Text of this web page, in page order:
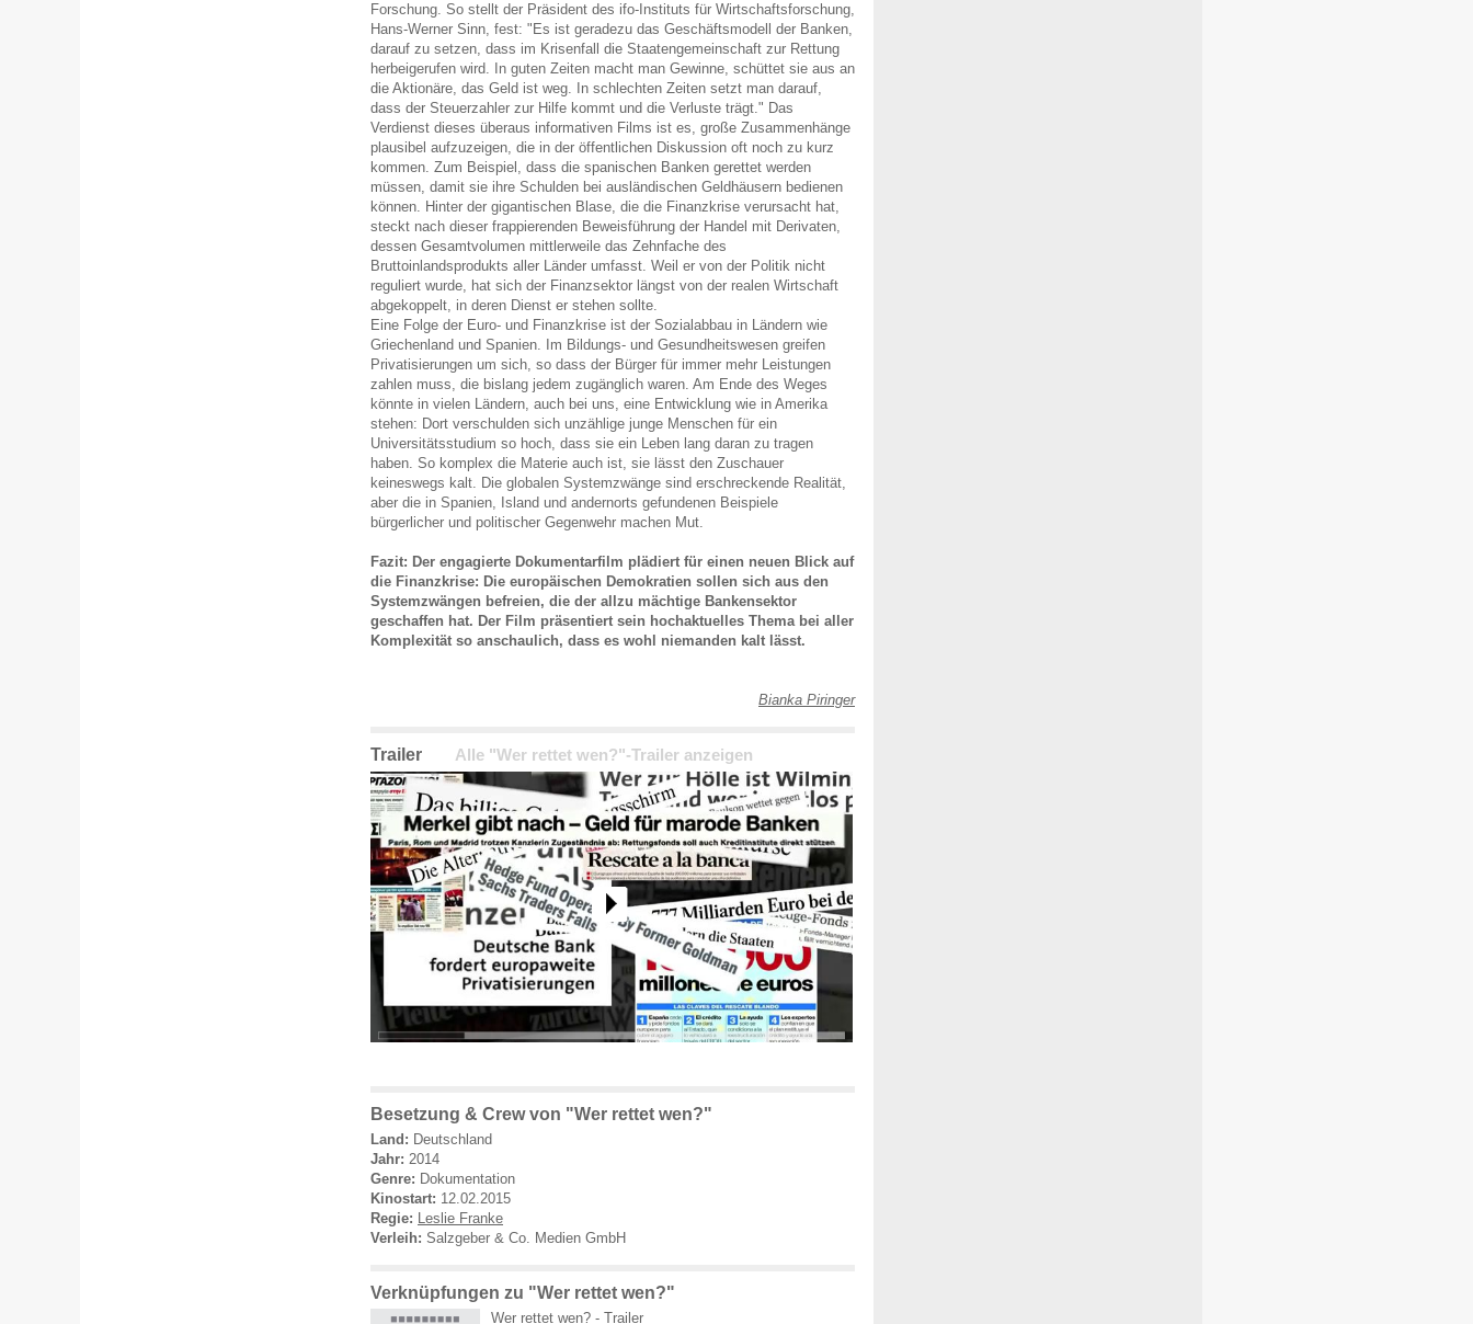
Forschung. So stellt der Präsident des ifo-Instituts für Wirtschaftsforschung,
Hans-Werner Sinn, fest: "Es ist geradezu das Geschäftsmodell der Banken,
darauf zu setzen, dass im Krisenfall die Staatengemeinschaft zur Rettung
herbeigerufen wird. In guten Zeiten macht man Gewinne, schüttet sie aus an
die Aktionäre, das Geld ist weg. In schlechten Zeiten setzt man darauf,
dass der Steuerzahler zur Hilfe kommt und die Verluste trägt." Das
Verdienst dieses überaus informativen Films ist es, große Zusammenhänge
plausibel aufzuzeigen, die in der öffentlichen Diskussion oft noch zu kurz
kommen. Zum Beispiel, dass die spanischen Banken gerettet werden
müssen, damit sie ihre Schulden bei ausländischen Geldhäusern bedienen
können. Hinter der gigantischen Blase, die die Finanzkrise verursacht hat,
steckt nach dieser frappierenden Beweisführung der Handel mit Derivaten,
dessen Gesamtvolumen mittlerweile das Zehnfache des
Bruttoinlandsprodukts aller Länder umfasst. Weil er von der Politik nicht
reguliert wurde, hat sich der Finanzsektor längst von der realen Wirtschaft
abgekoppelt, in deren Dienst er stehen sollte.
Eine Folge der Euro- und Finanzkrise ist der Sozialabbau in Ländern wie
Griechenland und Spanien. Im Bildungs- und Gesundheitswesen greifen
Privatisierungen um sich, so dass der Bürger für immer mehr Leistungen
zahlen muss, die bislang jedem zugänglich waren. Am Ende des Weges
könnte in vielen Ländern, auch bei uns, eine Entwicklung wie in Amerika
stehen: Dort verschulden sich unzählige junge Menschen für ein
Universitätsstudium so hoch, dass sie ein Leben lang daran zu tragen
haben. So komplex die Materie auch ist, sie lässt den Zuschauer
keineswegs kalt. Die globalen Systemzwänge sind erschreckende Realität,
aber die in Spanien, Island und andernorts gefundenen Beispiele
bürgerlicher und politischer Gegenwehr machen Mut.
Fazit: Der engagierte Dokumentarfilm plädiert für einen neuen Blick auf
die Finanzkrise: Die europäischen Demokratien sollen sich aus den
Systemzwängen befreien, die der allzu mächtige Bankensektor
geschaffen hat. Der Film präsentiert sein hochaktuelles Thema bei aller
Komplexität so anschaulich, dass es wohl niemanden kalt lässt.
Bianka Piringer
Trailer Alle "Wer rettet wen?"-Trailer anzeigen
Besetzung & Crew von "Wer rettet wen?"
Land: Deutschland
Jahr: 2014
Genre: Dokumentation
Kinostart: 12.02.2015
Regie: Leslie Franke
Verleih: Salzgeber & Co. Medien GmbH
Verknüpfungen zu "Wer rettet wen?"
Wer rettet wen? - Trailer